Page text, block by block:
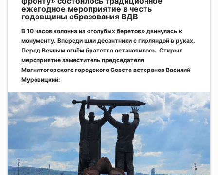
ежегодное мероприятие в честь
годовщины образования ВДВ
В 10 часов колонна из «голубых беретов» двинулась к
монументу. Впереди шли десантники с гирляндой в руках.
Перед Вечным огнём братство остановилось. Открыл
мероприятие заместитель председателя
Магнитогорского городского Совета ветеранов Василий
Муровицкий: